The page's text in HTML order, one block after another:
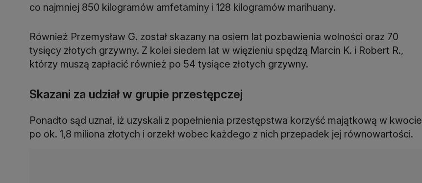
co najmniej 850 kilogramów amfetaminy i 128 kilogramów marihuany.
Również Przemysław G. został skazany na osiem lat pozbawienia wolności oraz 70
tysięcy złotych grzywny. Z kolei siedem lat w więzieniu spędzą Marcin K. i Robert R.,
którzy muszą zapłacić również po 54 tysiące złotych grzywny.
Skazani za udział w grupie przestępczej
Ponadto sąd uznał, iż uzyskali z popełnienia przestępstwa korzyść majątkową w kwocie
po ok. 1,8 miliona złotych i orzekł wobec każdego z nich przepadek jej równowartości.